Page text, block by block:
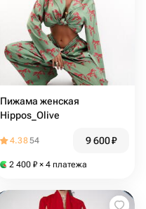
Пижама женская
Hippos_Olive
4.3854 9 600₽
2 400 ₽ × 4 платежа